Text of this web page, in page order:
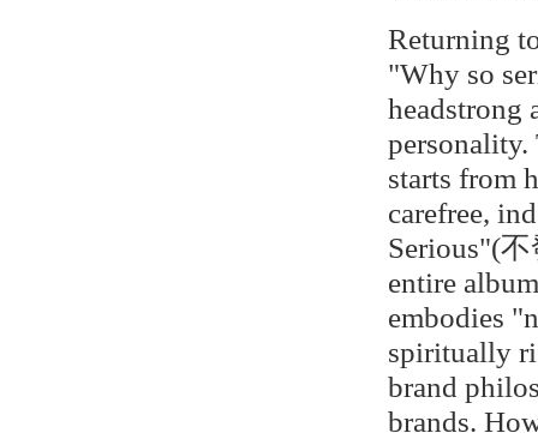
Returning
"Why so
headstrong
personality.
starts from
carefree,
Serious"(
entire
embodies
spiritually
brand
brands.